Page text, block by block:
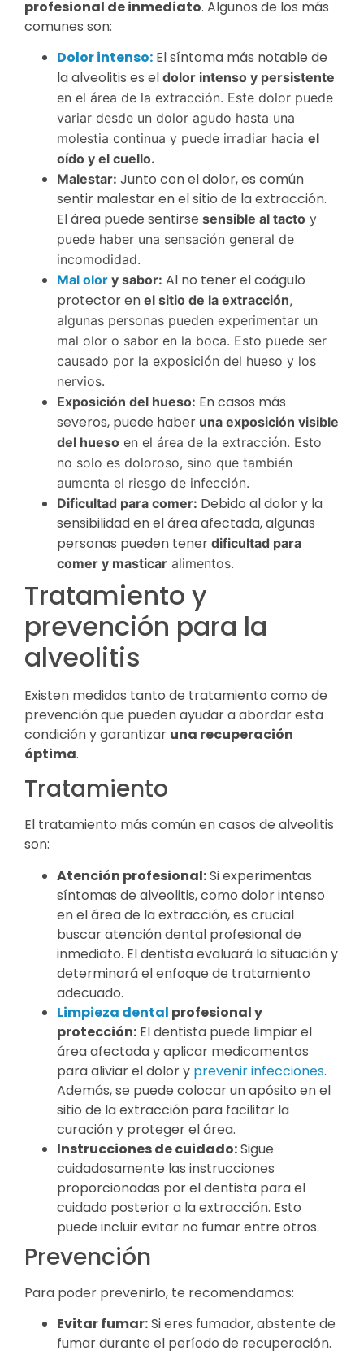
profesional de inmediato. Algunos de los más
comunes son:
Dolor intenso: El síntoma más notable de
la alveolitis es el dolor intenso y persistente
en el área de la extracción. Este dolor puede
variar desde un dolor agudo hasta una
molestia continua y puede irradiar hacia el
oído y el cuello.
Malestar: Junto con el dolor, es común
sentir malestar en el sitio de la extracción.
El área puede sentirse sensible al tacto y
puede haber una sensación general de
incomodidad.
Mal olor y sabor: Al no tener el coágulo
protector en el sitio de la extracción,
algunas personas pueden experimentar un
mal olor o sabor en la boca. Esto puede ser
causado por la exposición del hueso y los
nervios.
Exposición del hueso: En casos más
severos, puede haber una exposición visible
del hueso en el área de la extracción. Esto
no solo es doloroso, sino que también
aumenta el riesgo de infección.
Dificultad para comer: Debido al dolor y la
sensibilidad en el área afectada, algunas
personas pueden tener dificultad para
comer y masticar alimentos.
Tratamiento y
prevención para la
alveolitis
Existen medidas tanto de tratamiento como de
prevención que pueden ayudar a abordar esta
condición y garantizar una recuperación
óptima.
Tratamiento
El tratamiento más común en casos de alveolitis
son:
Atención profesional:Si experimentas
síntomas de alveolitis, como dolor intenso
en el área de la extracción, es crucial
buscar atención dental profesional de
inmediato. El dentista evaluará la situación y
determinará el enfoque de tratamiento
adecuado.
Limpieza dental profesional y
protección: El dentista puede limpiar el
área afectada y aplicar medicamentos
para aliviar el dolor y prevenir infecciones.
Además, se puede colocar un apósito en el
sitio de la extracción para facilitar la
curación y proteger el área.
Instrucciones de cuidado:Sigue
cuidadosamente las instrucciones
proporcionadas por el dentista para el
cuidado posterior a la extracción. Esto
puede incluir evitar no fumar entre otros.
Prevención
Para poder prevenirlo, te recomendamos:
Evitar fumar:Si eres fumador, abstente de
fumar durante el período de recuperación.